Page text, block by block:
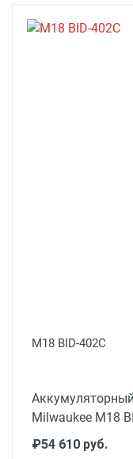
M18 BID-402C
Milwaukee M18
₽54 610 руб.